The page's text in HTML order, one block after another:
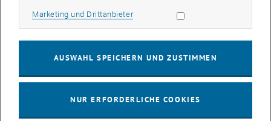
nicht betroffen und werden in einem Folgeprojekt behandelt.
Weiter geht's mit…
Mit dem Go-Live ist der erste große Schritt geschafft und damit der
Auftakt für die weitere Online-Reise erfolgt. In den kommenden
geholt, weiter an Inhalten und Funktionalitäten gefeilt und der
Ausbau der englischen Version vorangetrieben.
Marketing und DrittanbieterMarketing Cookies zulassen
AUSWAHL SPEICHERN UND ZUSTIMMEN
NUR ERFORDERLICHE COOKIES